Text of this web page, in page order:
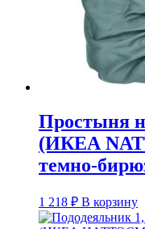
Простыня
(ИКЕА
темно-
1 218 ₽ В корзину